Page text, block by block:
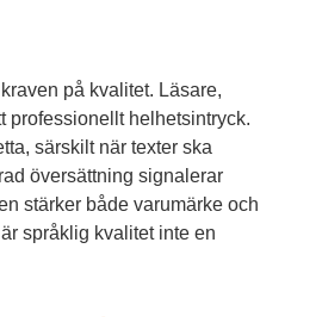
på kvalitet. Läsare,
professionellt helhetsintryck.
särskilt när texter ska
översättning signalerar
stärker både varumärke och
språklig kvalitet inte en